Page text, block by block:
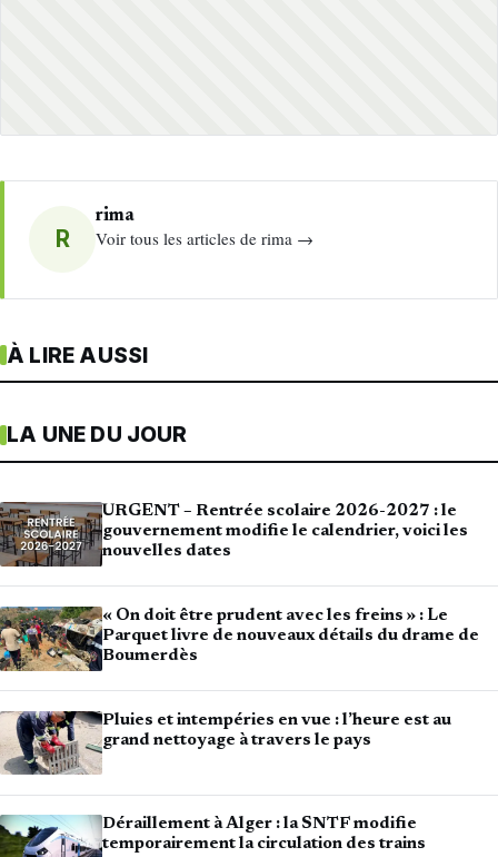
R
rima
Voir tous les articles de rima →
À LIRE AUSSI
LA UNE DU JOUR
URGENT – Rentrée scolaire 2026-2027 : le
gouvernement modifie le calendrier, voici les
nouvelles dates
« On doit être prudent avec les freins » : Le
Parquet livre de nouveaux détails du drame de
Boumerdès
Pluies et intempéries en vue : l’heure est au
grand nettoyage à travers le pays
Déraillement à Alger : la SNTF modifie
temporairement la circulation des trains